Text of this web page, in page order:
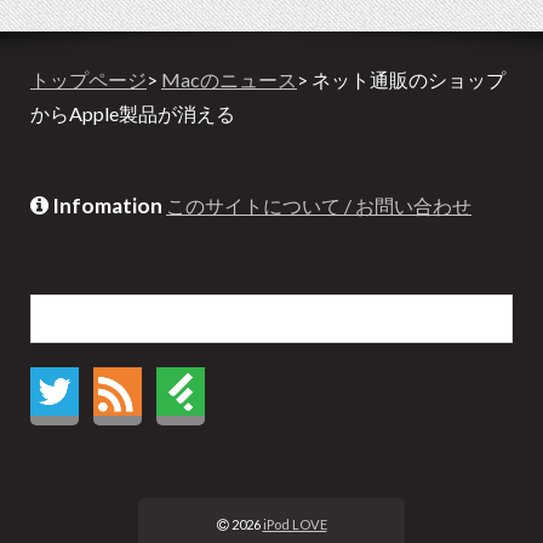
トップページ> Macのニュース > ネット通販のショップ
からApple製品が消える
Infomation このサイトについて / お問い合わせ
2026iPod LOVE